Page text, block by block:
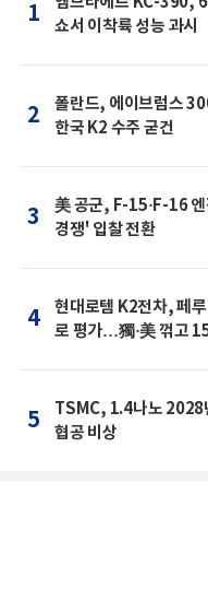
1
쇼서 이착륙 성능 과시
2
폴란드, 에이브럼스
한국 K2 수주 굳건
3
美 공군, F-15·F-16
경쟁' 입찰 전환
4
현대로템 K2전차, 페
로 평가…獨·美 꺾고
5
TSMC, 1.4나노 2028
협공 비상